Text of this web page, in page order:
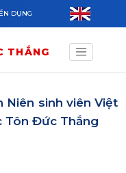
DỤNG
THẮNG
Niên sinh viên Việt
Tôn Đức Thắng